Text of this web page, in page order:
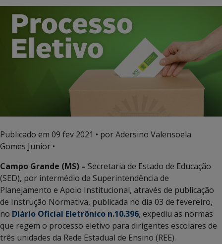
Publicado em 09 fev 2021 • por Adersino Valensoela
Gomes Junior •
Campo Grande (MS) – Secretaria de Estado de Educação
(SED), por intermédio da Superintendência de
Planejamento e Apoio Institucional, através de publicação
de Instrução Normativa, publicada no dia 03 de fevereiro,
no Diário Oficial Eletrônico n.10.396, expediu as normas
que regem o processo eletivo para dirigentes escolares de
três unidades da Rede Estadual de Ensino (REE).